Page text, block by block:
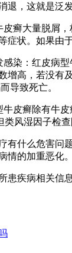
退，这就是泛
癣大量脱屑
症状。如果由
染：红皮病
增高，若没有
导致死亡。
皮癣除有牛
风湿因子检
有什么危害问
情的加重恶化。
患疾病相关信